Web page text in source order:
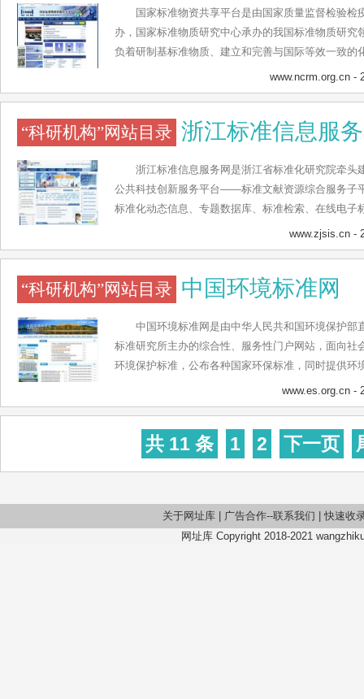
国家标准物资共享平台是由国家质量监督检验检
办，国家标准物质研究中心承办的我国标准物质研究
负着研制基标准物质、建立和完善与国际等效一致的
立并保持有国际竞争力的国家化学分析测量系统和
资源涉及环境、化工、钢铁、地质、物化、有色金属
质实物共享；标准物质查新与对比分析；标准物质技
与趋势统计分析；标准物质质量评价与量值比对；标
该平台服务于环境监测、计量、质量监督检测、出
病预防、食品生产分析、仪器分析研究、海洋渔业、
析研究、医药研究分析、地质分析勘测等关系国计民
www.ncrm.org.cn -
“科研机构”网站目录 浙江标准信息服
浙江标准信息服务网是浙江省标准化研究院牵头
公共科技创新服务平台——标准文献资源综合服务子
标准化动态信息、专题数据库、标准检索、在线电子
国计量出版社等单位的标准图书发行服务。浙江标
标准检索、网上书店、专题服务、用户中心、标准论
www.zjsis.cn -
“科研机构”网站目录 中国环境标准网
中国环境标准网是由中华人民共和国环境保护
标准研究所主办的综合性、服务性门户网站，面向社
环境保护标准，公布各种国家环保标准，同时提供环
网现由环境标准所、工作动态、标准发布、标准文
释、环境法规、地方标准、技术政策、达标技术、宣
www.es.org.cn -
共 11 条 1 2 下一页
关于网址库 广告合作--联系我们
快速收
网址库 Copyright 2018-2021